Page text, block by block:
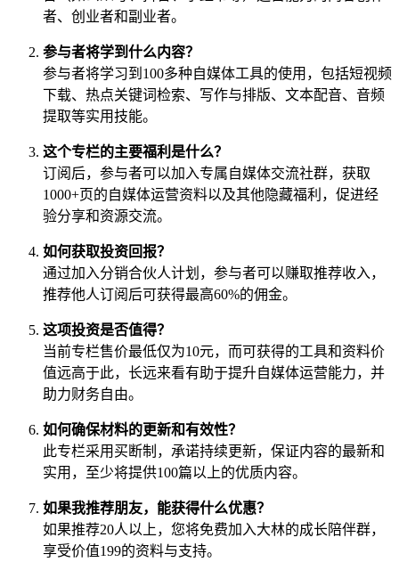
者、创业者和副业者。
参与者将学到什么内容？
参与者将学习到100多种自媒体工具的使用，包括短视频
下载、热点关键词检索、写作与排版、文本配音、音频
提取等实用技能。
这个专栏的主要福利是什么？
订阅后，参与者可以加入专属自媒体交流社群，获取
1000+页的自媒体运营资料以及其他隐藏福利，促进经
验分享和资源交流。
如何获取投资回报？
通过加入分销合伙人计划，参与者可以赚取推荐收入，
推荐他人订阅后可获得最高60%的佣金。
这项投资是否值得？
当前专栏售价最低仅为10元，而可获得的工具和资料价
值远高于此，长远来看有助于提升自媒体运营能力，并
助力财务自由。
如何确保材料的更新和有效性？
此专栏采用买断制，承诺持续更新，保证内容的最新和
实用，至少将提供100篇以上的优质内容。
如果我推荐朋友，能获得什么优惠？
如果推荐20人以上，您将免费加入大林的成长陪伴群，
享受价值199的资料与支持。